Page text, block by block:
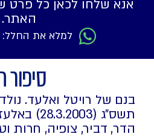
אנא שלחו לכאן כל פרט
האתר.
למלא את החלל: 055-5637808
סיפור
בנם של רויטל ואלעד.
תשס"ג
הדר, דביר, צופיה, חרות